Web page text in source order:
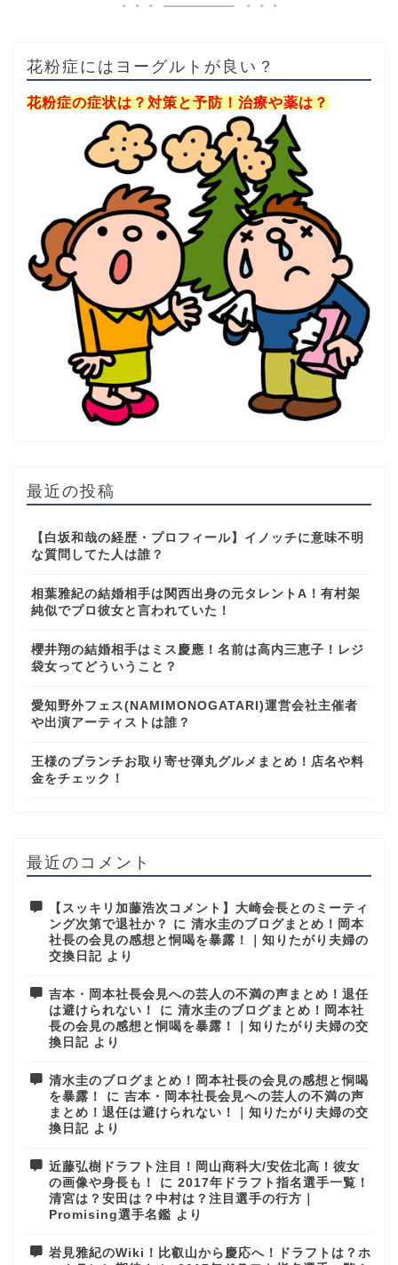
花粉症にはヨーグルトが良い？
花粉症の症状は？対策と予防！治療や薬は？
最近の投稿
【白坂和哉の経歴・プロフィール】イノッチに意味不明
な質問してた人は誰？
相葉雅紀の結婚相手は関西出身の元タレントA！有村架
純似でプロ彼女と言われていた！
櫻井翔の結婚相手はミス慶應！名前は高内三恵子！レジ
袋女ってどういうこと？
愛知野外フェス(NAMIMONOGATARI)運営会社主催者
や出演アーティストは誰？
王様のブランチお取り寄せ弾丸グルメまとめ！店名や料
金をチェック！
最近のコメント
【スッキリ加藤浩次コメント】大崎会長とのミーティ
ング次第で退社か？
に 清水圭のブログまとめ！岡本
社長の会見の感想と恫喝を暴露！｜知りたがり夫婦の
交換日記 より
吉本・岡本社長会見への芸人の不満の声まとめ！退任
は避けられない！
に 清水圭のブログまとめ！岡本社
長の会見の感想と恫喝を暴露！｜知りたがり夫婦の交
換日記 より
清水圭のブログまとめ！岡本社長の会見の感想と恫喝
を暴露！
に 吉本・岡本社長会見への芸人の不満の声
まとめ！退任は避けられない！｜知りたがり夫婦の交
換日記 より
近藤弘樹ドラフト注目！岡山商科大/安佐北高！彼女
の画像や身長も！
に 2017年ドラフト指名選手一覧！
清宮は？安田は？中村は？注目選手の行方｜
Promising選手名鑑 より
岩見雅紀のWiki！比叡山から慶応へ！ドラフトは？ホ